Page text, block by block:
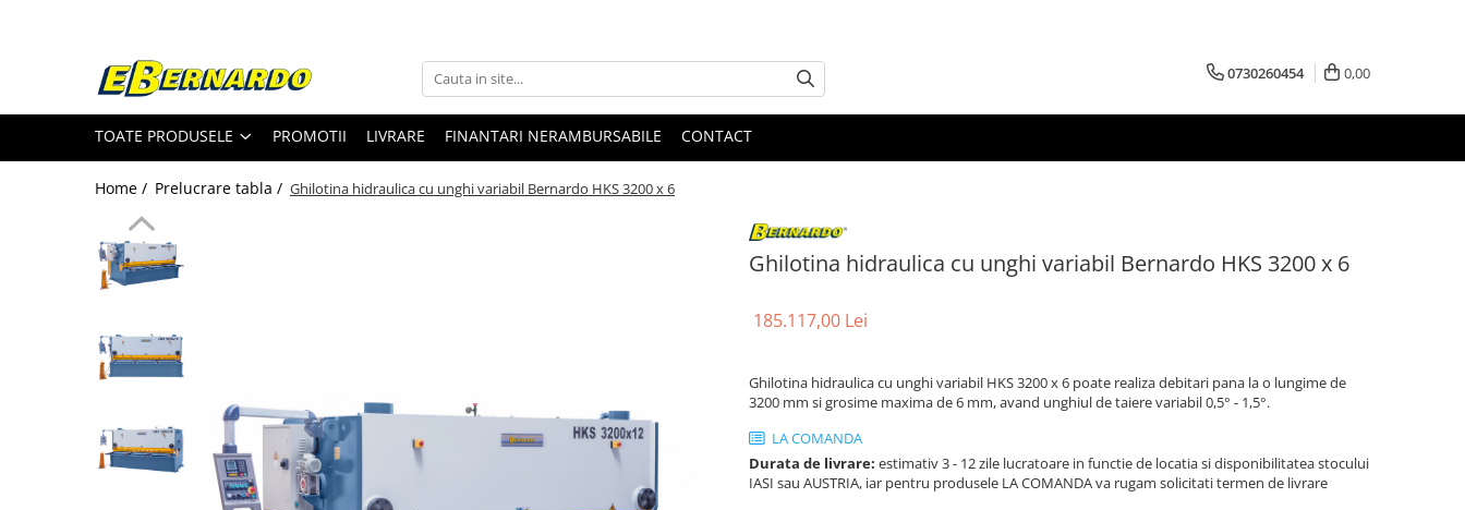
Toate Produsele
Prelucrare metal
Fierastraie pentru metal
Ferastraie mobile pentru metal
Ferastraie orizontale pentru metal
Ferastraie circulare pentru metal
Dispozitive de sudare pentru panze
Ferastraie automate cu banda si
doua coloane
Ferastraie prelucrare metal cu
banda si taiere dubla
0730260454 0,00
TOATE PRODUSELE PROMOTII LIVRARE FINANTARI NERAMBURSABILE CONTACT
Home / Prelucrare tabla / Ghilotina hidraulica cu unghi variabil Bernardo HKS 3200 x 6
Ghilotina hidraulica cu unghi variabil Bernardo HKS 3200 x 6
185.117,00 Lei
Ghilotina hidraulica cu unghi variabil HKS 3200 x 6 poate realiza debitari pana la o lungime de
3200 mm si grosime maxima de 6 mm, avand unghiul de taiere variabil 0,5° - 1,5°.
LA COMANDA
Durata de livrare: estimativ 3 - 12 zile lucratoare in functie de locatia si disponibilitatea stocului
IASI sau AUSTRIA, iar pentru produsele LA COMANDA va rugam solicitati termen de livrare